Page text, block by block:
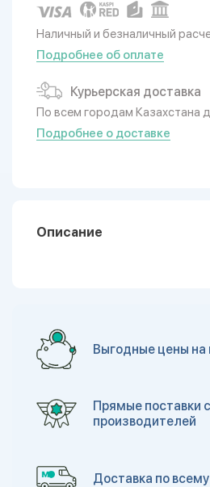
Наличный и безналичный
Подробнее об оплате
Курьерская доставка
По всем городам Казахстана
Подробнее о доставке
Описание
Выгодные цены на
Прямые поставки
производителей
Доставка по